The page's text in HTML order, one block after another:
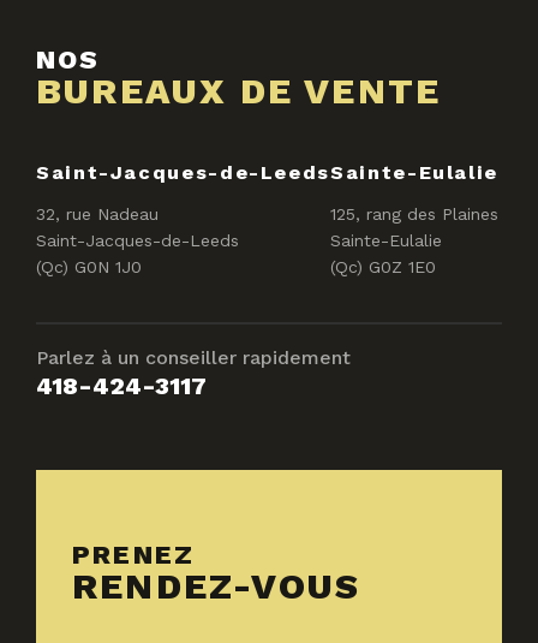
NOS
BUREAUX DE VENTE
Saint-Jacques-de-Leeds
32, rue Nadeau
Saint-Jacques-de-Leeds
(Qc) G0N 1J0
Sainte-Eulalie
125, rang des Plaines
Sainte-Eulalie
(Qc) G0Z 1E0
Parlez à un conseiller rapidement
418-424-3117
PRENEZ
RENDEZ-VOUS